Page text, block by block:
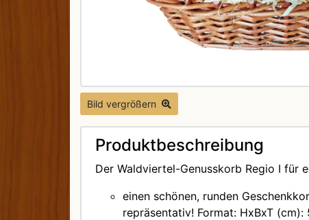
Bild vergrößern
Produktbeschreibung
Der Waldviertel-Genusskorb Regio I für
einen schönen, runden
repräsentativ! Format: HxBxT